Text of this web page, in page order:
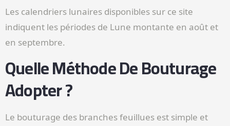
Les calendriers lunaires disponibles sur ce site
indiquent les périodes de Lune montante en août et
en septembre.
Quelle Méthode De Bouturage
Adopter ?
Le bouturage des branches feuillues est simple et